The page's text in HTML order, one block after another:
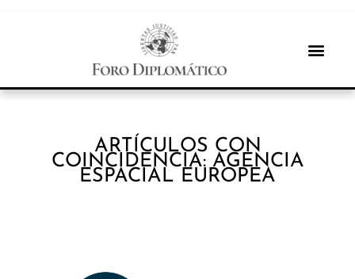
ARTÍCULOS CON
COINCIDENCIA: AGENCIA
ESPACIAL EUROPEA